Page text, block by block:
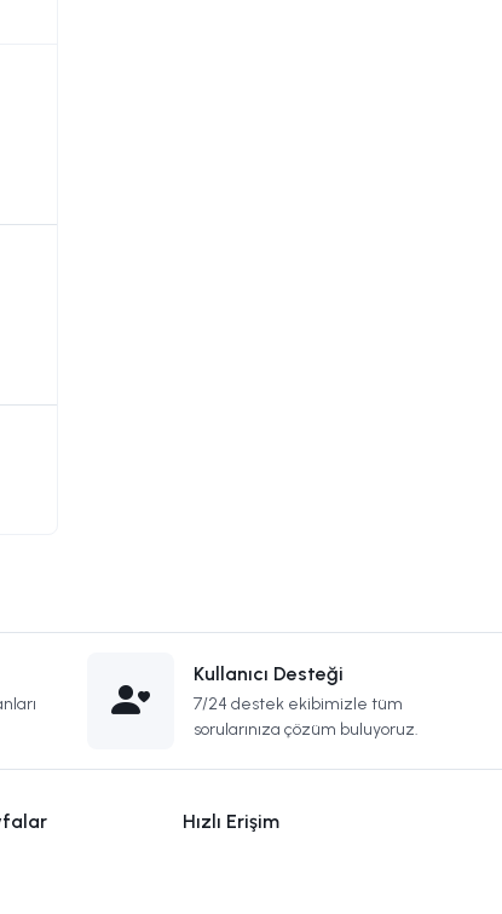
Kullanıcı Desteği
7/24 destek ekibimizle tüm
sorularınıza çözüm buluyoruz.
Hızlı Erişim